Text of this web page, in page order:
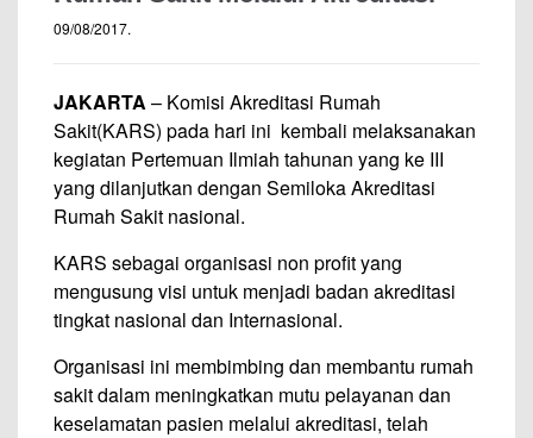
09/08/2017.
JAKARTA – Komisi Akreditasi Rumah
Sakit(KARS) pada hari ini kembali melaksanakan
kegiatan Pertemuan Ilmiah tahunan yang ke III
yang dilanjutkan dengan Semiloka Akreditasi
Rumah Sakit nasional.
KARS sebagai organisasi non profit yang
mengusung visi untuk menjadi badan akreditasi
tingkat nasional dan Internasional.
Organisasi ini membimbing dan membantu rumah
sakit dalam meningkatkan mutu pelayanan dan
keselamatan pasien melalui akreditasi, telah